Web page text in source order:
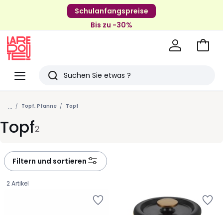
Schulanfangspreise
Bis zu -30%
Menü
Redoute
Suchen
Zuletzt
angesehenen
Artikel
Zum
... Topf, Pfanne Topf
Topf2
Filtern und sortieren
2 Artikel